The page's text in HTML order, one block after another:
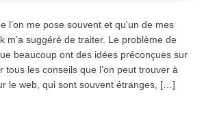
l’on me pose souvent et qu’un de mes
m’a suggéré de traiter. Le problème de
beaucoup ont des idées préconçues sur
tous les conseils que l’on peut trouver à
le web, qui sont souvent étranges, […]